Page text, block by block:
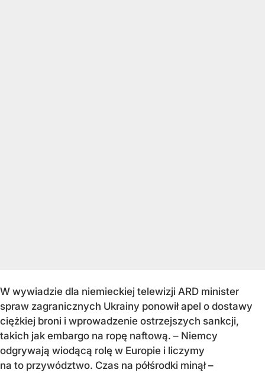
W wywiadzie dla niemieckiej telewizji ARD minister
spraw zagranicznych Ukrainy ponowił apel o dostawy
ciężkiej broni i wprowadzenie ostrzejszych sankcji,
takich jak embargo na ropę naftową. – Niemcy
odgrywają wiodącą rolę w Europie i liczymy
na to przywództwo. Czas na półśrodki minął –